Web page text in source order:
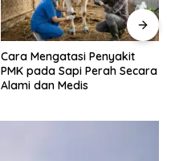
Cara Mengatasi Penyakit
PMK pada Sapi Perah Secara
Alami dan Medis